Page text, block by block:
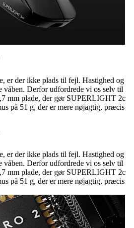
er der ikke plads til fejl. Hastighed og
Derfor udfordrede vi os selv til
mm plade, der gør SUPERLIGHT 2c
på 51 g, der er mere nøjagtig, præcis
er der ikke plads til fejl. Hastighed og
Derfor udfordrede vi os selv til
mm plade, der gør SUPERLIGHT 2c
på 51 g, der er mere nøjagtig, præcis